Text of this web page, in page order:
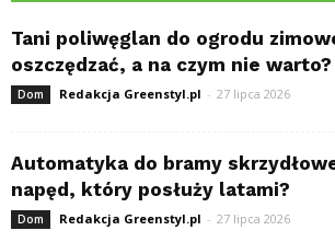
Tani poliwęglan do ogrodu
oszczędzać, a na czym nie warto?
Dom Redakcja Greenstyl.pl - 27 lipca 2026
Automatyka do bramy
napęd, który posłuży latami?
Dom Redakcja Greenstyl.pl - 27 lipca 2026